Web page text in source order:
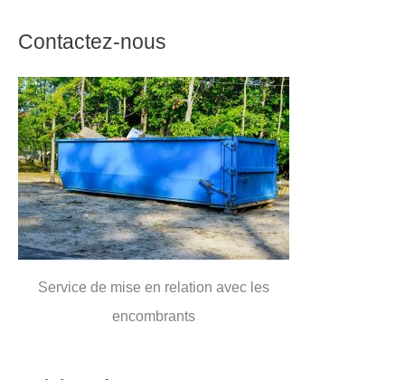
Contactez-nous
Service de mise en relation avec les
encombrants